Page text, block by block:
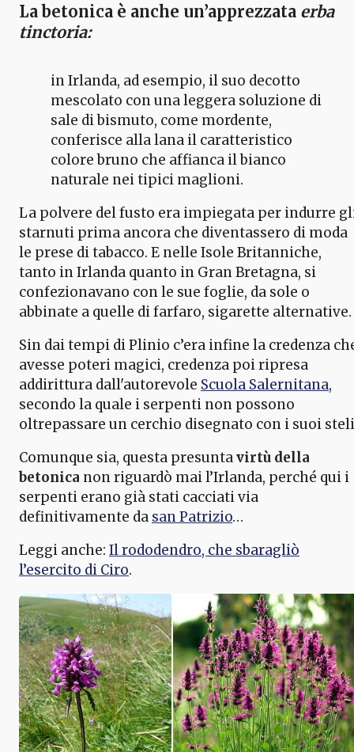
La betonica è anche un’apprezzata erba
tinctoria:
in Irlanda, ad esempio, il suo decotto
mescolato con una leggera soluzione di
sale di bismuto, come mordente,
conferisce alla lana il caratteristico
colore bruno che affianca il bianco
naturale nei tipici maglioni.
La polvere del fusto era impiegata per indurre
starnuti prima ancora che diventassero di moda
le prese di tabacco. E nelle Isole Britanniche,
tanto in Irlanda quanto in Gran Bretagna, si
confezionavano con le sue foglie, da sole o
abbinate a quelle di farfaro, sigarette alternative.
Sin dai tempi di Plinio c’era infine la credenza
avesse poteri magici, credenza poi ripresa
addirittura dall'autorevole Scuola Salernitana,
secondo la quale i serpenti non possono
oltrepassare un cerchio disegnato con i suoi
Comunque sia, questa presuntavirtù della
betonica non riguardò mai l’Irlanda, perché qui i
serpenti erano già stati cacciati via
definitivamente da san Patrizio…
Leggi anche: Il rododendro, che sbaragliò
l’esercito di Ciro.